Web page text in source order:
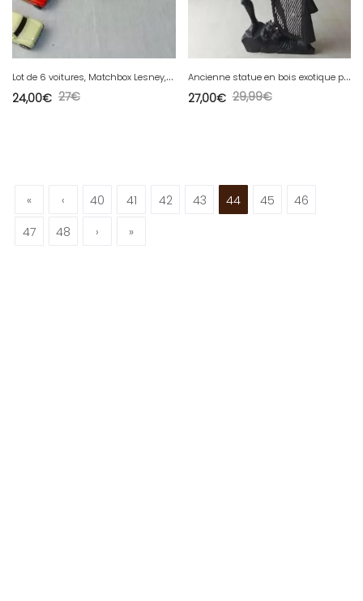
L
ot de 6 voitures, Matchbox Lesney, vintage
27€
24,00€
A
ncienne statue en bois exotique pêcheur chinois
29,99€
27,00€
« ‹ 40 41 42 43 44 45
46
47
48 › »